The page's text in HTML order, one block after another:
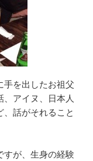
手を出したお祖父
アイヌ、日本人
話がそれること
すが、生身の経験